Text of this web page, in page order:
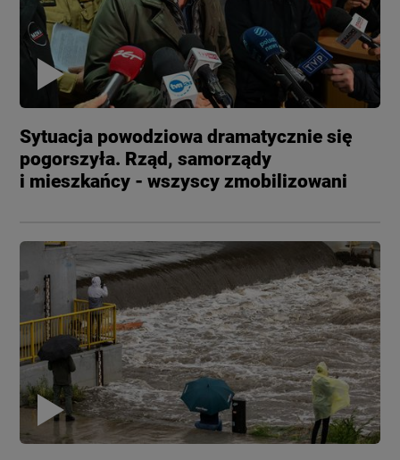
Sytuacja powodziowa dramatycznie się
pogorszyła. Rząd, samorządy
i mieszkańcy - wszyscy zmobilizowani